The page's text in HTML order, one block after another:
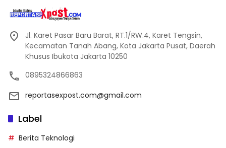
Jl. Karet Pasar Baru Barat, RT.1/RW.4, Karet Tengsin,
Kecamatan Tanah Abang, Kota Jakarta Pusat, Daerah
Khusus Ibukota Jakarta 10250
0895324866863
reportasexpost.com@gmail.com
Label
Berita Teknologi